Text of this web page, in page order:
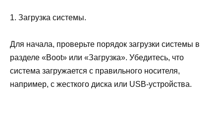
1. Загрузка системы.
Для начала, проверьте порядок загрузки системы в
разделе «Boot» или «Загрузка». Убедитесь, что
система загружается с правильного носителя,
например, с жесткого диска или USB-устройства.